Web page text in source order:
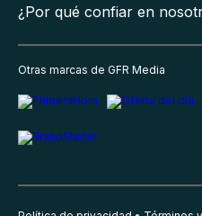
¿Por qué confiar en
Otras marcas de GFR Media